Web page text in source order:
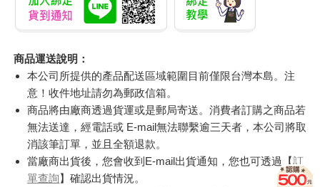
商品運送說明：
本公司所提供的產品配送區域範圍目前僅限台灣本島。注
意！收件地址請勿為郵政信箱。
商品將由廠商透過貨運或是郵局寄送。消費者訂購之商品若
無法送達，經電話或 E-mail無法聯繫逾三天者，本公司將取
消該筆訂單，並且全額退款。
當廠商出貨後，您會收到E-mail出貨通知，您也可透過【訂
單查詢】確認出貨情況。